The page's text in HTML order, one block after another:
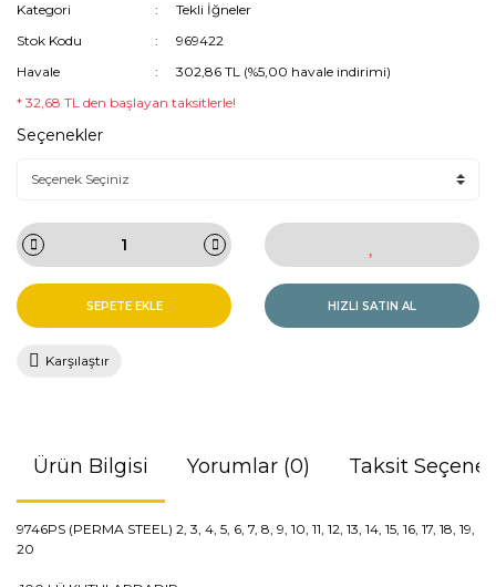
Kategori
Tekli İğneler
Stok Kodu
969422
Havale
302,86 TL (%5,00 havale indirimi)
* 32,68 TL den başlayan taksitlerle!
Seçenekler
SEPETE EKLE HIZLI SATIN AL
Karşılaştır
Ürün Bilgisi Yorumlar (0) Taksit
9746PS (PERMA STEEL) 2, 3, 4, 5, 6, 7, 8, 9, 10, 11, 12, 13, 14, 15, 16, 17, 18, 19,
20